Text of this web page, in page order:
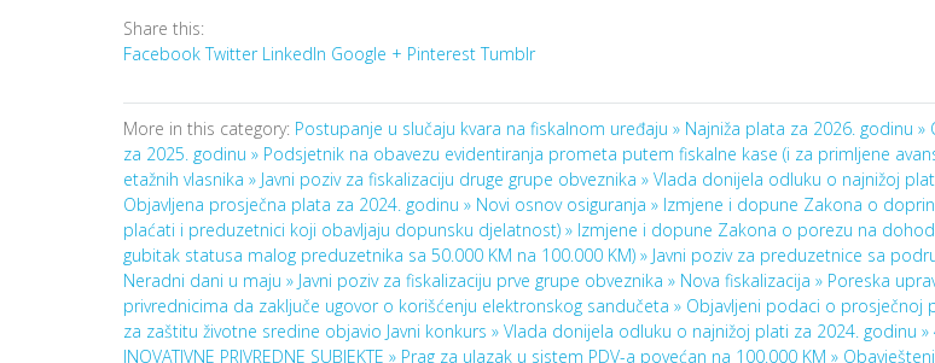
Share this:
Facebook Twitter LinkedIn Google + Pinterest Tumblr
More in this category: Postupanje u slučaju kvara na fiskalnom uređaju » Najniža plata za 2026. godinu »
za 2025. godinu » Podsjetnik na obavezu evidentiranja prometa putem fiskalne kase (i za primljene
etažnih vlasnika » Javni poziv za fiskalizaciju druge grupe obveznika » Vlada donijela odluku o najnižoj
Objavljena prosječna plata za 2024. godinu » Novi osnov osiguranja » Izmjene i dopune Zakona o
plaćati i preduzetnici koji obavljaju dopunsku djelatnost) » Izmjene i dopune Zakona o porezu na
gubitak statusa malog preduzetnika sa 50.000 KM na 100.000 KM) » Javni poziv za preduzetnice sa
Neradni dani u maju » Javni poziv za fiskalizaciju prve grupe obveznika » Nova fiskalizacija » Poreska
privrednicima da zaključe ugovor o korišćenju elektronskog sandučeta » Objavljeni podaci o prosječnoj
za zaštitu životne sredine objavio Javni konkurs » Vlada donijela odluku o najnižoj plati za 2024. godinu »
INOVATIVNE PRIVREDNE SUBJEKTE » Prag za ulazak u sistem PDV-a povećan na 100.000 KM »